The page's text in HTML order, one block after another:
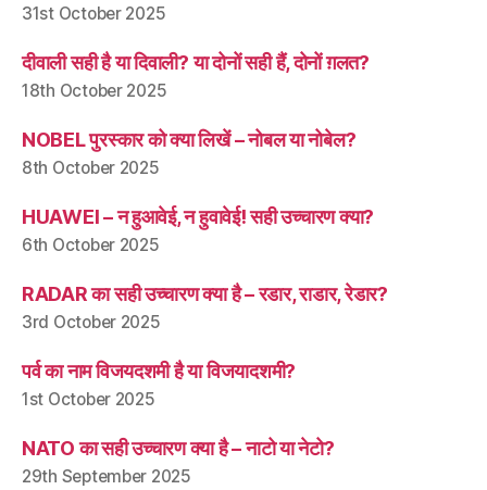
31st October 2025
दीवाली सही है या दिवाली? या दोनों सही हैं, दोनों ग़लत?
18th October 2025
NOBEL पुरस्कार को क्या लिखें – नोबल या नोबेल?
8th October 2025
HUAWEI – न हुआवेई, न हुवावेई! सही उच्चारण क्या?
6th October 2025
RADAR का सही उच्चारण क्या है – रडार, राडार, रेडार?
3rd October 2025
पर्व का नाम विजयदशमी है या विजयादशमी?
1st October 2025
NATO का सही उच्चारण क्या है – नाटो या नेटो?
29th September 2025